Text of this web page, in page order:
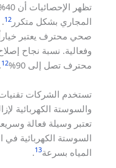
المجاري بشكل متكرر 12
صحي محترف يعتبر
وفعالية. نسبة نجاح
محترف تصل إلى 90%
12
.
تستخدم الشركات
والسوستة الكهربائية
تعتبر وسيلة فعالة
السوستة الكهربائية في
المياه بسرعة13
.